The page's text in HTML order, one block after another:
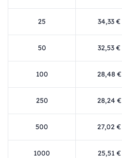
25 34,33 €
50 32,53 €
100 28,48 €
250 28,24 €
500 27,02 €
1000 25,51 €